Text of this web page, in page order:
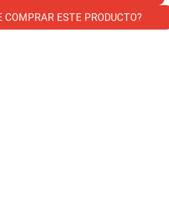
COMPRAR ESTE PRODUCTO?